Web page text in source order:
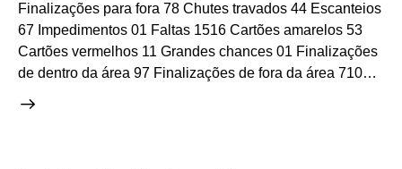
Finalizações para fora 78 Chutes travados 44 Escanteios
67 Impedimentos 01 Faltas 1516 Cartões amarelos 53
Cartões vermelhos 11 Grandes chances 01 Finalizações
de dentro da área 97 Finalizações de fora da área 710…